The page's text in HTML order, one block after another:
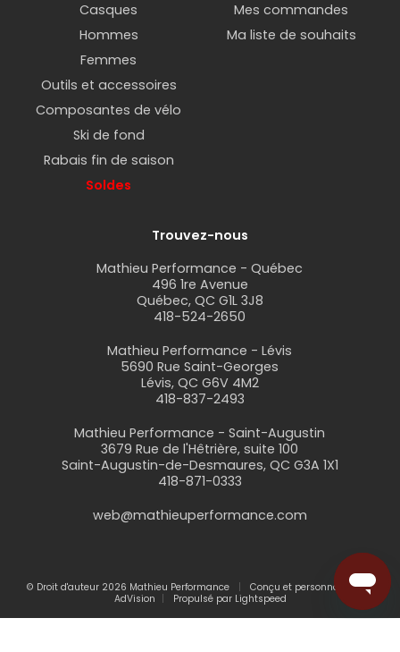
Casques
Hommes
Femmes
Outils et accessoires
Composantes de vélo
Ski de fond
Rabais fin de saison
Soldes
Mes commandes
Ma liste de souhaits
Trouvez-nous
Mathieu Performance - Québec
496 1re Avenue
Québec, QC G1L 3J8
418-524-2650
Mathieu Performance - Lévis
5690 Rue Saint-Georges
Lévis, QC G6V 4M2
418-837-2493
Mathieu Performance - Saint-Augustin
3679 Rue de l'Hêtrière, suite 100
Saint-Augustin-de-Desmaures, QC G3A 1X1
418-871-0333
web@mathieuperformance.com
© Droit d'auteur 2026 Mathieu Performance
Conçu et personnalisé par
AdVision
Propulsé par Lightspeed